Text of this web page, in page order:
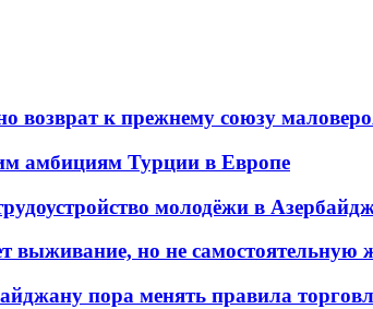
возврат к прежнему союзу
амбициям Турции в Европе
молодёжи в
выживание, но не самостоятельную
пора менять правила